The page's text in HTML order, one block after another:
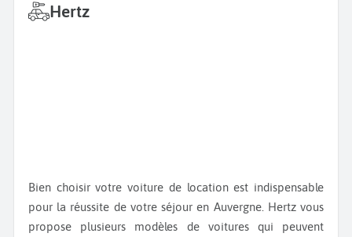
Hertz
Bien choisir votre voiture de location est indispensable
pour la réussite de votre séjour en Auvergne. Hertz vous
propose plusieurs modèles de voitures qui peuvent